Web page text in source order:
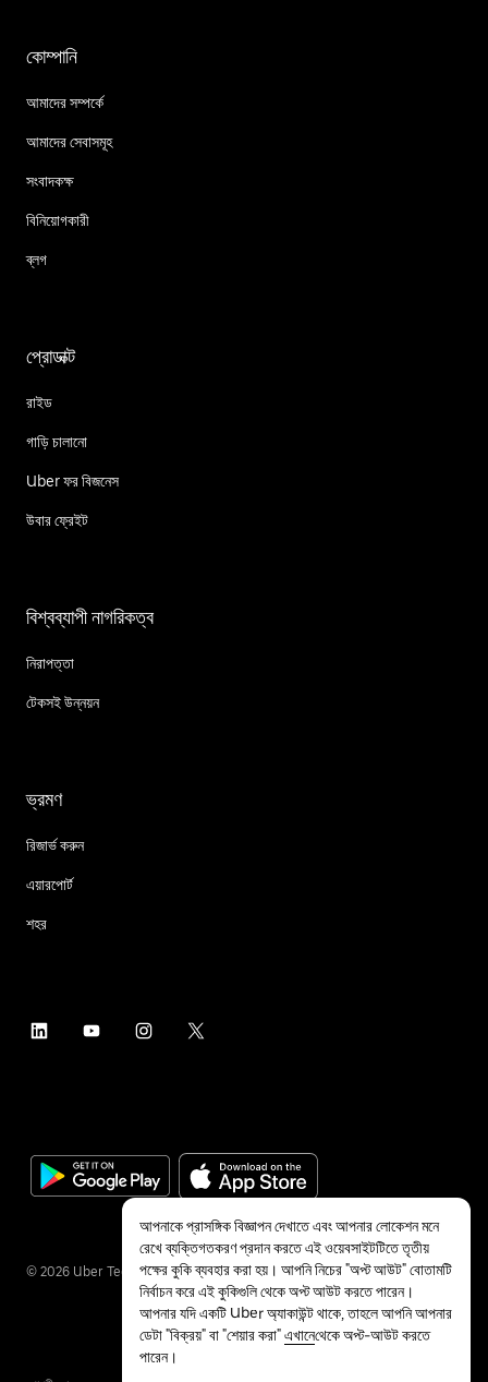
কোম্পানি
আমাদের সম্পর্কে
আমাদের সেবাসমূহ
সংবাদকক্ষ
বিনিয়োগকারী
ব্লগ
প্রোডাক্ট
রাইড
গাড়ি চালানো
Uber ফর বিজনেস
উবার ফ্রেইট
বিশ্বব্যাপী নাগরিকত্ব
নিরাপত্তা
টেকসই উন্নয়ন
ভ্রমণ
রিজার্ভ করুন
এয়ারপোর্ট
শহর
© 2026 Uber Technologies Inc.
আপনাকে প্রাসঙ্গিক বিজ্ঞাপন দেখাতে এবং আপনার লোকেশন মনে
রেখে ব্যক্তিগতকরণ প্রদান করতে এই ওয়েবসাইটটিতে তৃতীয়
পক্ষের কুকি ব্যবহার করা হয়। আপনি নিচের "অপ্ট আউট" বোতামটি
নির্বাচন করে এই কুকিগুলি থেকে অপ্ট আউট করতে পারেন।
আপনার যদি একটি Uber অ্যাকাউন্ট থাকে, তাহলে আপনি আপনার
ডেটা "বিক্রয়" বা "শেয়ার করা"এখানেথেকে অপ্ট-আউট করতে
পারেন।